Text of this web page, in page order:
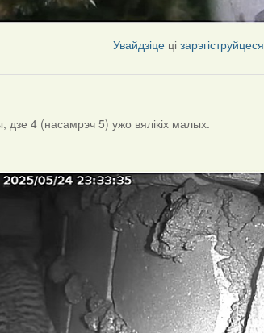
Увайдзіце цізарэгіструйцеся
4 (насамрэч 5) ужо вялікіх малых.